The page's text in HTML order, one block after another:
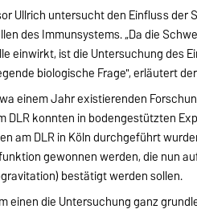
Ullrich untersucht den Einfluss
des Immunsystems. „Da die
einwirkt, ist die Untersuchung des
biologische Frage", erläutert
einem Jahr existierenden
DLR konnten in bodengestützten
am DLR in Köln durchgeführt
gewonnen werden, die nun
bestätigt werden sollen.
einen die Untersuchung ganz